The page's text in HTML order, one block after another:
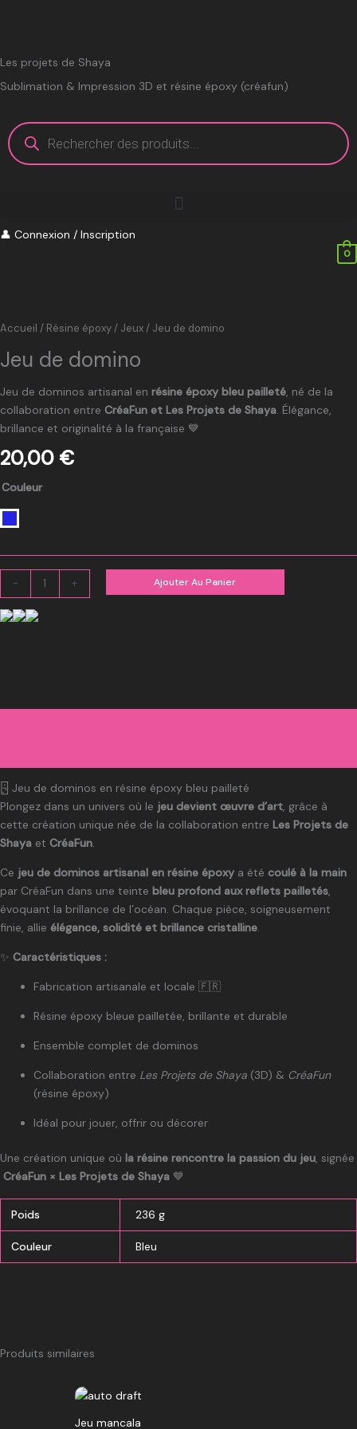
Les projets de Shaya
Sublimation & Impression 3D et résine époxy (créafun)
Recherche
de
produits
👤 Connexion / Inscription
0
Accueil / Résine époxy / Jeux / Jeu de domino
Jeu de domino
Jeu de dominos artisanal en résine époxy bleu pailleté, né de la
collaboration entre CréaFun et Les Projets de Shaya. Élégance,
brillance et originalité à la française 💙
20,00 €
Couleur
-
quantité
Jeu
domino
+ Ajouter Au Panier
🁬 Jeu de dominos en résine époxy bleu pailleté
Plongez dans un univers où le jeu devient œuvre d’art , grâce à
cette création unique née de la collaboration entre Les Projets de
Shaya et CréaFun
Ce jeu de dominos artisanal en résine époxy a été coulé à la main
par CréaFun dans une teinte bleu profond aux reflets pailletés
évoquant la brillance de l’océan. Chaque pièce, soigneusement
finie, allie élégance, solidité et brillance cristalline
✨ Caractéristiques :
Fabrication artisanale et locale 🇫🇷
Résine époxy bleue pailletée, brillante et durable
Ensemble complet de dominos
Collaboration entre Les Projets de Shaya (3D) & CréaFun
(résine époxy)
Idéal pour jouer, offrir ou décorer
Une création unique où la résine rencontre la passion du jeu , signée
CréaFun × Les Projets de Shaya 💙
Poids 236 g
Couleur Bleu
Produits similaires
Jeu mancala
Ce